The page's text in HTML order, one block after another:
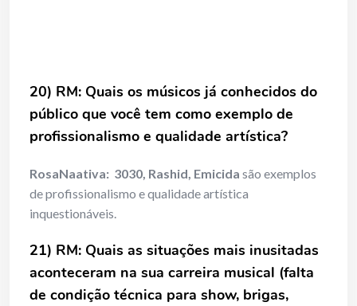
20) RM: Quais os músicos já conhecidos do
público que você tem como exemplo de
profissionalismo e qualidade artística?
RosaNaativa: 3030, Rashid, Emicida são exemplos
de profissionalismo e qualidade artística
inquestionáveis.
21) RM: Quais as situações mais inusitadas
aconteceram na sua carreira musical (falta
de condição técnica para show, brigas,